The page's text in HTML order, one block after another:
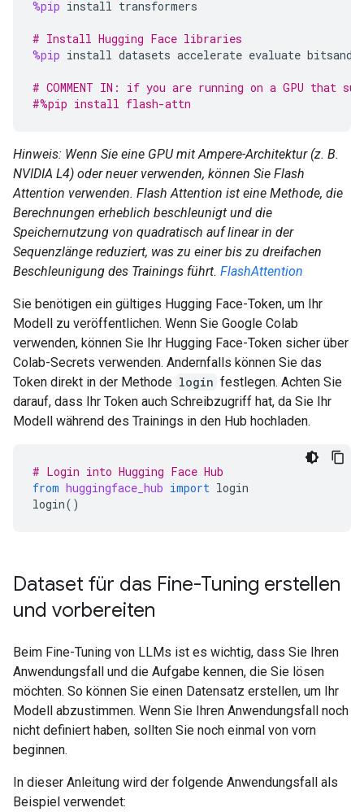
%pip install transformers
# Install Hugging Face libraries
%pip install datasets accelerate evaluate
# COMMENT IN: if you are running on a GPU that
#%pip install flash-attn
Hinweis: Wenn Sie eine GPU mit Ampere-Architektur (z. B.
NVIDIA L4) oder neuer verwenden, können Sie Flash
Attention verwenden. Flash Attention ist eine Methode, die
Berechnungen erheblich beschleunigt und die
Speichernutzung von quadratisch auf linear in der
Sequenzlänge reduziert, was zu einer bis zu dreifachen
Beschleunigung des Trainings führt. FlashAttention
Sie benötigen ein gültiges Hugging Face-Token, um Ihr
Modell zu veröffentlichen. Wenn Sie Google Colab
verwenden, können Sie Ihr Hugging Face-Token sicher über
Colab-Secrets verwenden. Andernfalls können Sie das
Token direkt in der Methode login festlegen. Achten Sie
darauf, dass Ihr Token auch Schreibzugriff hat, da Sie Ihr
Modell während des Trainings in den Hub hochladen.
# Login into Hugging Face Hub
from huggingface_hub import login
login()
Dataset für das Fine-Tuning erstellen
und vorbereiten
Beim Fine-Tuning von LLMs ist es wichtig, dass Sie Ihren
Anwendungsfall und die Aufgabe kennen, die Sie lösen
möchten. So können Sie einen Datensatz erstellen, um Ihr
Modell abzustimmen. Wenn Sie Ihren Anwendungsfall noch
nicht definiert haben, sollten Sie noch einmal von vorn
beginnen.
In dieser Anleitung wird der folgende Anwendungsfall als
Beispiel verwendet: